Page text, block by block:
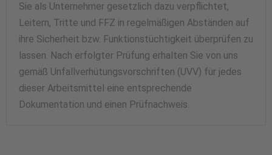
Sie als Unternehmer gesetzlich dazu verpflichtet,
Leitern, Tritte und FFZ in regelmäßigen Abständen auf
ihre Sicherheit bzw. Funktionstüchtigkeit überprüfen zu
lassen. Nach erfolgter Prüfung erhalten Sie von uns
gemäß Unfallverhütungsvorschriften (UVV) für jedes
dieser Arbeitsmittel eine entsprechende
Dokumentation und einen Prüfnachweis.